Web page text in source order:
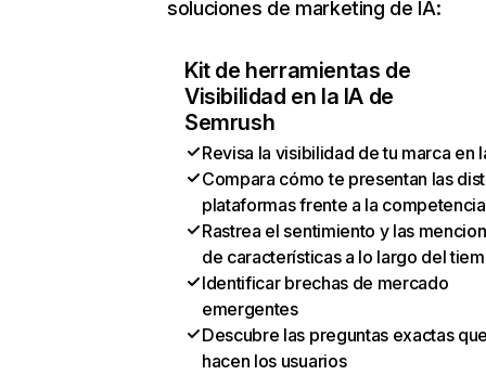
soluciones de marketing de IA:
Kit de herramientas de
Visibilidad en la IA de
Semrush
Revisa la visibilidad de tu marca en
Compara cómo te presentan las
plataformas frente a la competencia
Rastrea el sentimiento y las
de características a lo largo del
Identificar brechas de mercado
emergentes
Descubre las preguntas exactas
hacen los usuarios